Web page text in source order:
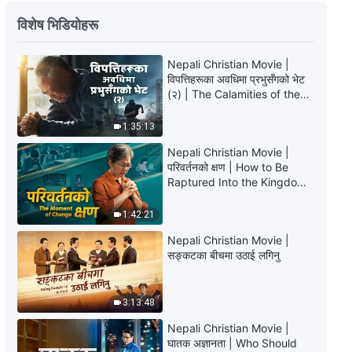
13:27
10:58
परमेश्‍वरका दैनिक वचनहरू: परमेश्‍वरको
कामलाई चिन्‍नु | अंश १८६
5:17
परमेश्‍वरका दैनिक वचनहरू: परमेश्‍वरको
कामलाई चिन्‍नु | अंश १८७
5:54
परमेश्‍वरका दैनिक वचनहरू: परमेश्‍वरको
कामलाई चिन्‍नु | अंश १८८
विशेष भिडियोहरू
1:35:13
Nepali Christian Movie |
विपत्तिहरूका अवधिमा प्रभुसँगको भेट
(२) | The Calamities of the
1:42:21
Nepali Christian Movie |
परिवर्तनको क्षण | How to Be
Raptured Into the Kingdom
3:13:48
Nepali Christian Movie |
सङ्कटका बीचमा उठाई लगिनु
Nepali Christian Movie |
घातक अज्ञानता | Who Should